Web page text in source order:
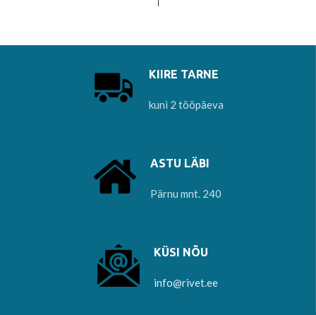
KIIRE TARNE
kuni 2 tööpäeva
ASTU LÄBI
Pärnu mnt. 240
KÜSI NÕU
info@rivet.ee